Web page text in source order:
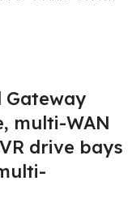
Gateway
multi-WAN
drive bays